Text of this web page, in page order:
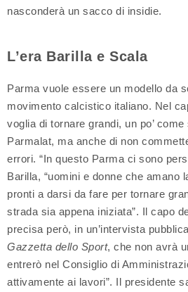
nasconderà un sacco di insidie.
L’era Barilla e Scala
Parma vuole essere un modello da
movimento calcistico italiano. Nel
voglia di tornare grandi, un po’
Parmalat, ma anche di non
errori. “In questo Parma ci sono
Barilla, “uomini e donne che amano
pronti a darsi da fare per tornare
strada sia appena iniziata”. Il capo
precisa però, in un’intervista
Gazzetta dello Sport, che non avrà
entrerò nel Consiglio di
attivamente ai lavori”. Il presidente